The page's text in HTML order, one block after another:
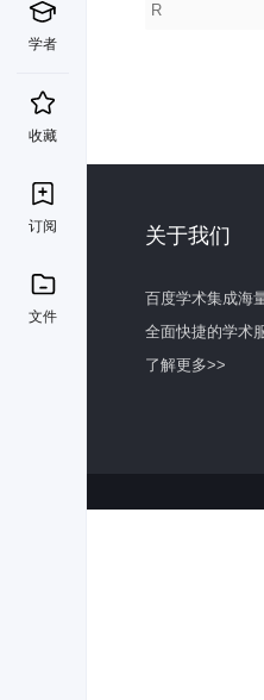
学者
收藏
订阅
文件
R
关于我们
百度学术集成海
全面快捷的学术
了解更多>>